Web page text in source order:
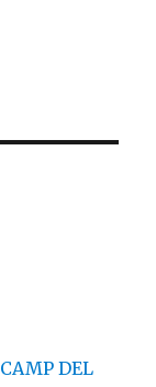
DEL